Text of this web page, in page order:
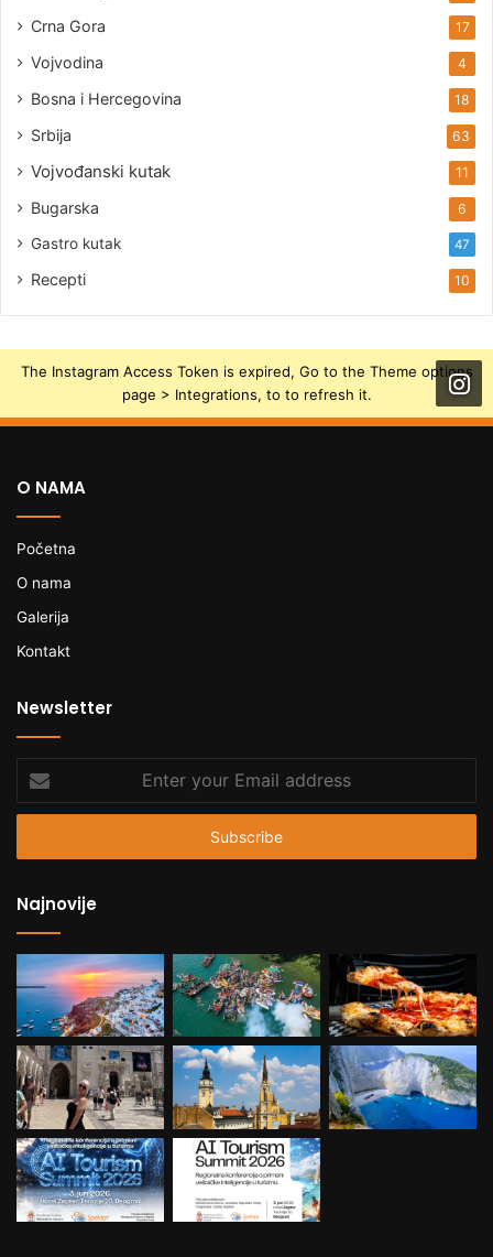
Crna Gora 17
Vojvodina 4
Bosna i Hercegovina 18
Srbija 63
Vojvođanski kutak 11
Bugarska 6
Gastro kutak 47
Recepti 10
The Instagram Access Token is expired, Go to the Theme options
page > Integrations, to to refresh it.
O NAMA
Početna
O nama
Galerija
Kontakt
Newsletter
your
Email
Najnovije